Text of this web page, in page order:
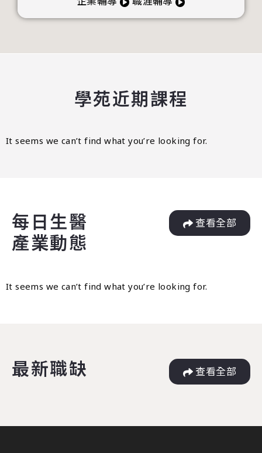
學苑近期課程
It seems we can’t find what you’re looking for.
每日生醫
產業動態
查看全部
It seems we can’t find what you’re looking for.
最新職缺 查看全部